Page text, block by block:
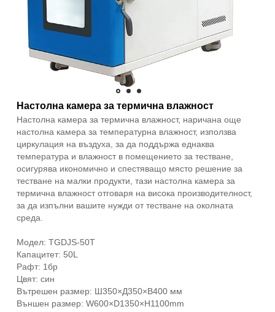
Настолна камера за термична влажност
Настолна камера за термична влажност, наричана още
настолна камера за температурна влажност, използва
циркулация на въздуха, за да поддържа еднаква
температура и влажност в помещението за тестване,
осигурява икономично и спестяващо място решение за
тестване на малки продукти, тази настолна камера за
термична влажност отговаря на висока производителност,
за да изпълни вашите нужди от тестване на околната
среда.
Модел: TGDJS-50T
Капацитет: 50L
Рафт: 1бр
Цвят: син
Вътрешен размер: Ш350×Д350×В400 мм
Външен размер: W600×D1350×H1100mm